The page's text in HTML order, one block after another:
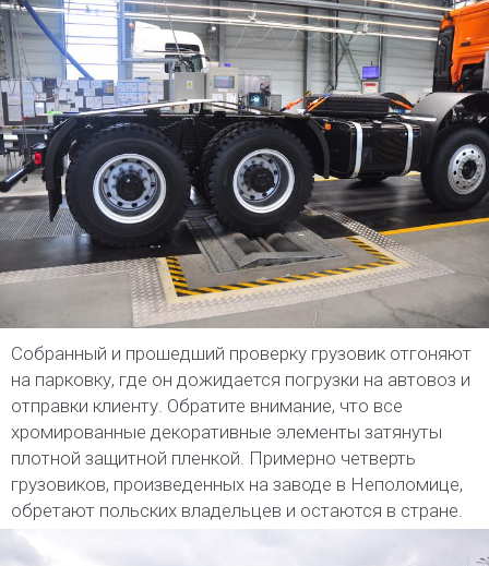
Собранный и прошедший проверку грузовик отгоняют
на парковку, где он дожидается погрузки на автовоз и
отправки клиенту. Обратите внимание, что все
хромированные декоративные элементы затянуты
плотной защитной пленкой. Примерно четверть
грузовиков, произведенных на заводе в Неполомице,
обретают польских владельцев и остаются в стране.